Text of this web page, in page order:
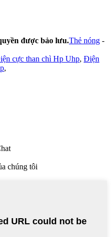
được bảo lưu.Thẻ nóng -
cực than chì Hp Uhp, Điện
,
chúng tôi